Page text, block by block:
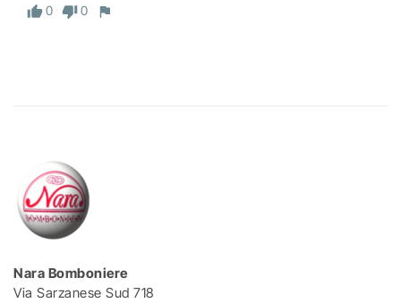
0
0
Nara Bomboniere
Via Sarzanese Sud 718